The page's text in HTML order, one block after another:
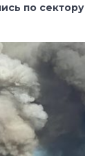
по сектору